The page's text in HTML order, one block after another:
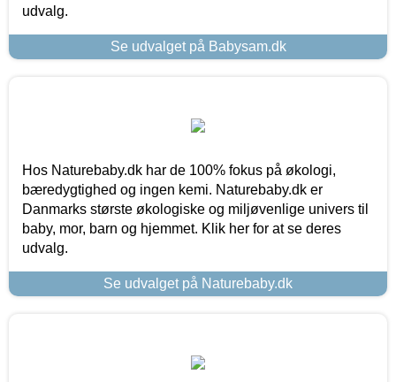
udvalg.
Se udvalget på Babysam.dk
Hos Naturebaby.dk har de 100% fokus på økologi,
bæredygtighed og ingen kemi. Naturebaby.dk er
Danmarks største økologiske og miljøvenlige univers til
baby, mor, barn og hjemmet. Klik her for at se deres
udvalg.
Se udvalget på Naturebaby.dk